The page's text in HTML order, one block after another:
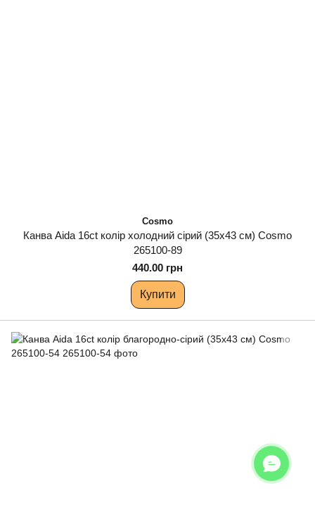
Cosmo
Канва Aida 16ct колір холодний сірий (35х43 см) Cosmo
265100-89
440.00 грн
Купити